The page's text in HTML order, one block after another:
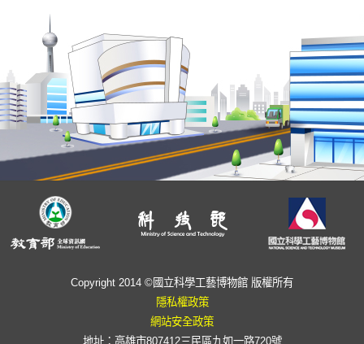
Copyright 2014 ©國立科學工藝博物館 版權所有
隱私權政策
網站安全政策
地址：高雄市807412三民區九如一路720號